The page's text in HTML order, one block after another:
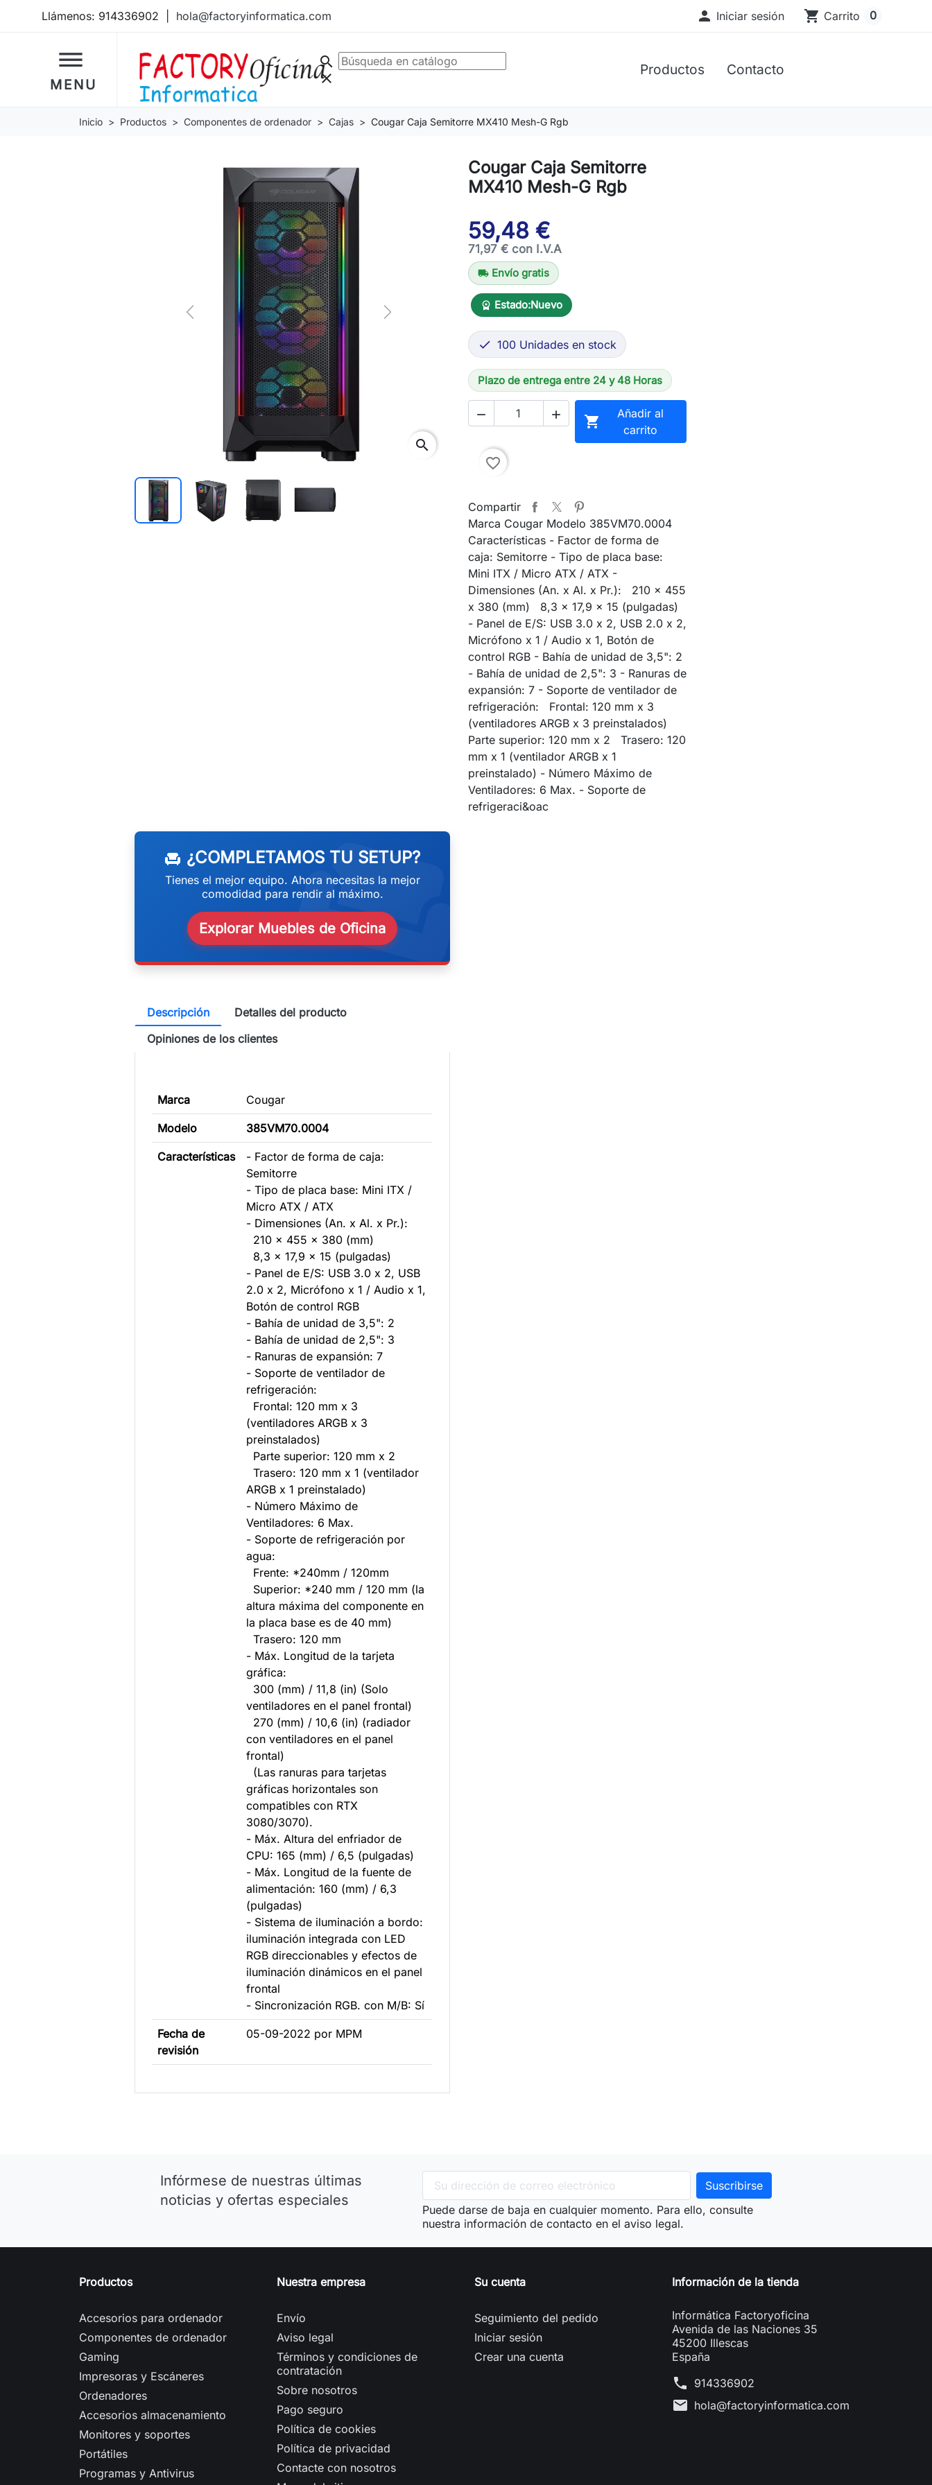
Llámenos: 914336902 hola@factoryinformatica.com  Iniciar sesión shopping_cart Carrito 0
dehaze
MENU
Productos Contacto
search
clear
Inicio Productos Componentes de ordenador Cajas Cougar Caja Semitorre MX410 Mesh-G Rgb
Previous Next
search search
Cougar Caja Semitorre
MX410 Mesh-G Rgb
59,48 €
71,97 € con I.V.A
local_shipping Envío gratis
workspace_premium Estado:Nuevo
 100 Unidades en stock
Plazo de entrega entre 24 y 48 Horas
  
Añadir al
carrito
favorite_border
Compartir
Marca Cougar Modelo 385VM70.0004
Características - Factor de forma de
caja: Semitorre - Tipo de placa base:
Mini ITX / Micro ATX / ATX -
Dimensiones (An. x Al. x Pr.): 210 x 455
x 380 (mm) 8,3 x 17,9 x 15 (pulgadas)
- Panel de E/S: USB 3.0 x 2, USB 2.0 x 2,
Micrófono x 1 / Audio x 1, Botón de
control RGB - Bahía de unidad de 3,5": 2
- Bahía de unidad de 2,5": 3 - Ranuras de
expansión: 7 - Soporte de ventilador de
refrigeración: Frontal: 120 mm x 3
(ventiladores ARGB x 3 preinstalados)
Parte superior: 120 mm x 2 Trasero: 120
mm x 1 (ventilador ARGB x 1
preinstalado) - Número Máximo de
Ventiladores: 6 Max. - Soporte de
refrigeraci&oac
weekend
chair ¿COMPLETAMOS TU SETUP?
Tienes el mejor equipo. Ahora necesitas la mejor
comodidad para rendir al máximo.
Explorar Muebles de Oficina
Descripción
Detalles del producto
Opiniones de los clientes
Marca Cougar
Modelo 385VM70.0004
Características
- Factor de forma de caja:
Semitorre
- Tipo de placa base: Mini ITX /
Micro ATX / ATX
- Dimensiones (An. x Al. x Pr.):
210 x 455 x 380 (mm)
8,3 x 17,9 x 15 (pulgadas)
- Panel de E/S: USB 3.0 x 2, USB
2.0 x 2, Micrófono x 1 / Audio x 1,
Botón de control RGB
- Bahía de unidad de 3,5": 2
- Bahía de unidad de 2,5": 3
- Ranuras de expansión: 7
- Soporte de ventilador de
refrigeración:
Frontal: 120 mm x 3
(ventiladores ARGB x 3
preinstalados)
Parte superior: 120 mm x 2
Trasero: 120 mm x 1 (ventilador
ARGB x 1 preinstalado)
- Número Máximo de
Ventiladores: 6 Max.
- Soporte de refrigeración por
agua:
Frente: *240mm / 120mm
Superior: *240 mm / 120 mm (la
altura máxima del componente en
la placa base es de 40 mm)
Trasero: 120 mm
- Máx. Longitud de la tarjeta
gráfica:
300 (mm) / 11,8 (in) (Solo
ventiladores en el panel frontal)
270 (mm) / 10,6 (in) (radiador
con ventiladores en el panel
frontal)
(Las ranuras para tarjetas
gráficas horizontales son
compatibles con RTX
3080/3070).
- Máx. Altura del enfriador de
CPU: 165 (mm) / 6,5 (pulgadas)
- Máx. Longitud de la fuente de
alimentación: 160 (mm) / 6,3
(pulgadas)
- Sistema de iluminación a bordo:
iluminación integrada con LED
RGB direccionables y efectos de
iluminación dinámicos en el panel
frontal
- Sincronización RGB. con M/B: Sí
Fecha de
revisión
05-09-2022 por MPM
Infórmese de nuestras últimas
noticias y ofertas especiales
Puede darse de baja en cualquier momento. Para ello, consulte
nuestra información de contacto en el aviso legal.
Productos
Accesorios para ordenador
Componentes de ordenador
Gaming
Impresoras y Escáneres
Ordenadores
Accesorios almacenamiento
Monitores y soportes
Portátiles
Programas y Antivirus
Nuestra empresa
Envío
Aviso legal
Términos y condiciones de
contratación
Sobre nosotros
Pago seguro
Política de cookies
Política de privacidad
Contacte con nosotros
Su cuenta
Seguimiento del pedido
Iniciar sesión
Crear una cuenta
Información de la tienda
Informática Factoryoficina
Avenida de las Naciones 35
45200 Illescas
España
phone 914336902
mail hola@factoryinformatica.com